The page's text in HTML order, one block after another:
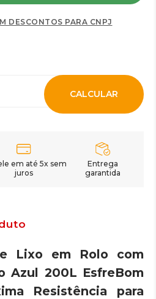
DESCONTOS PARA CNPJ
CALCULAR
em até 5x sem
juros
Entrega
garantida
Lixo em Rolo com
Azul 200L EsfreBom
Resistência para